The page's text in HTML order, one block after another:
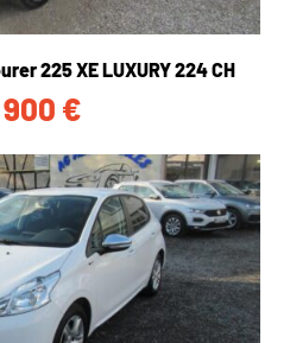
225 XE LUXURY 224 CH
900 €